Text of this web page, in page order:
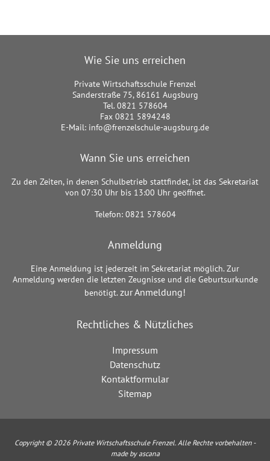
Wie Sie uns erreichen
Private Wirtschaftsschule Frenzel
Sanderstraße 75, 86161 Augsburg
Tel. 0821 578604
Fax 0821 5894248
E-Mail: info@frenzelschule-augsburg.de
Wann Sie uns erreichen
Zu den Zeiten, in denen Schulbetrieb stattfindet, ist das Sekretariat
von 07:30 Uhr bis 13:00 Uhr geöffnet.
Telefon: 0821 578604
Anmeldung
Eine Anmeldung ist jederzeit im Sekretariat möglich. Zur
Anmeldung werden die letzten Zeugnisse und die Geburtsurkunde
benötigt. zur Anmeldung!
Rechtliches & Nützliches
Impressum
Datenschutz
Kontaktformular
Sitemap
Copyright © 2026 Private Wirtschaftsschule Frenzel. Alle Rechte vorbehalten -
made by ascana